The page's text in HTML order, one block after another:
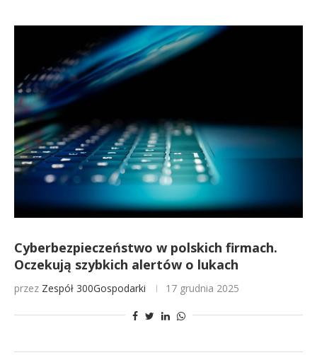
Cyberbezpieczeństwo w polskich firmach.
Oczekują szybkich alertów o lukach
przez Zespół 300Gospodarki 17 grudnia 2025